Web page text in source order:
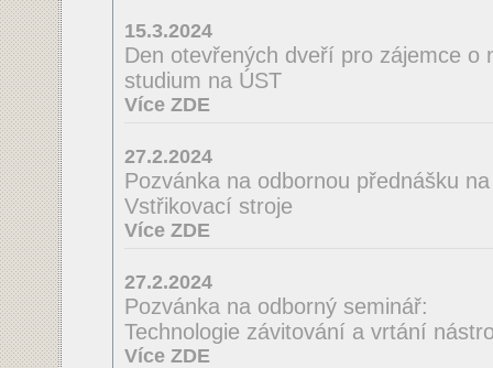
15.3.2024
Den otevřených dveří pro zájemce o
studium na ÚST
Více ZDE
27.2.2024
Pozvánka na odbornou přednášku
Vstřikovací stroje
Více ZDE
27.2.2024
Pozvánka na odborný seminář:
Technologie závitování a vrtání
Více ZDE